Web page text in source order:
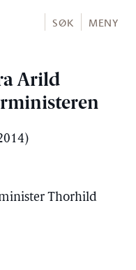
SØK MENY
Arild
Thorhild